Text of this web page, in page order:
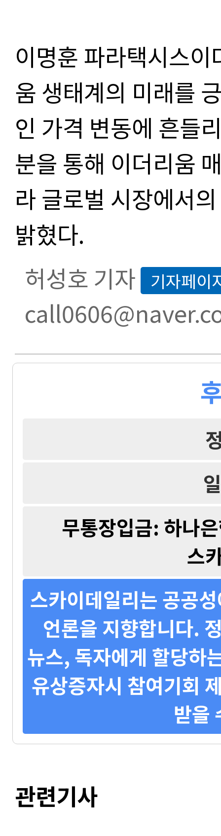
이명훈 파라택시스
움 생태계의 미래를
인 가격 변동에 흔들
분을 통해 이더리움
라 글로벌 시장에서
밝혔다.
허성호 기자 기자페이
무통장입금: 하나
스
스카이데일리는 공공
언론을 지향합니다.
뉴스, 독자에게 할당하
유상증자시 참여기회
받을
관련기사